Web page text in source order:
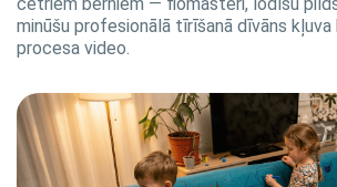
minūšu profesionālā tīrīšanā dīvāns kļuva
procesa video.